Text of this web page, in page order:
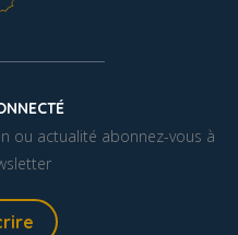
ou actualité abonnez-vous à